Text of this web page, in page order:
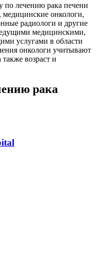
лечению рака печени
медицинские онкологи,
радиологи и другие
медицинскими,
услугами в области
онкологи учитывают
возраст и
рака